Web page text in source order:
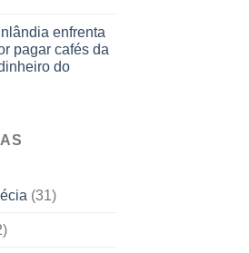
enfrenta
pagar cafés da
do
(31)